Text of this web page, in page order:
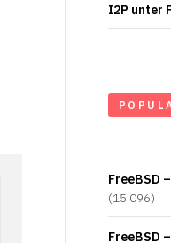
I2P unter
FreeBSD
(15.096)
FreeBSD